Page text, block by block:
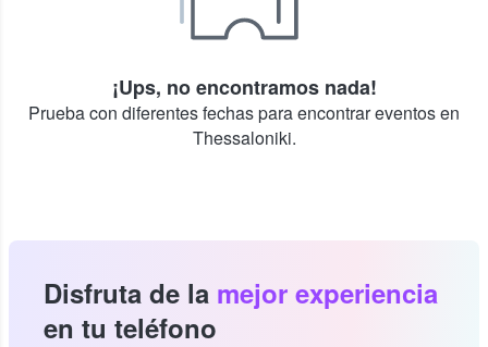
¡Ups, no encontramos nada!
Prueba con diferentes fechas para encontrar eventos en
Thessaloniki.
Disfruta de la mejor experiencia
en tu teléfono